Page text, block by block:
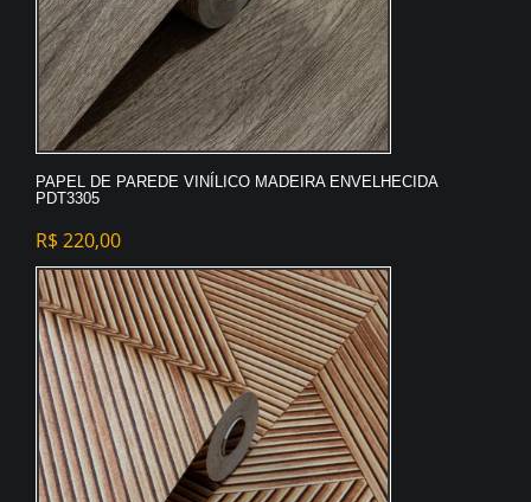
PAPEL DE PAREDE VINÍLICO MADEIRA ENVELHECIDA
PDT3305
R$ 220,00